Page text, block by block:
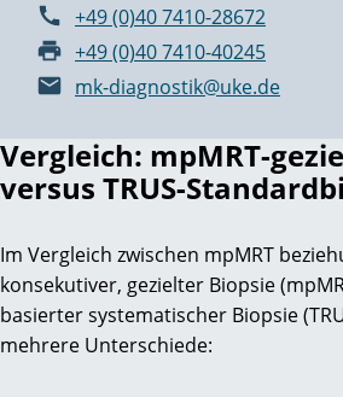
+49 (0)40 7410-28672
+49 (0)40 7410-40245
mk-diagnostik@uke.de
Vergleich: mpMRT-
versus TRUS-
Im Vergleich zwischen mpMRT
konsekutiver, gezielter Biopsie
basierter systematischer Biopsie
mehrere Unterschiede: